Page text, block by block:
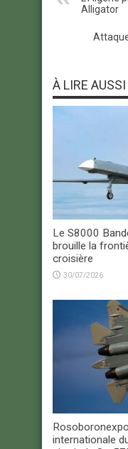
Alligator
À LIRE AUSSI
Le S8000
brouille la
croisière
30/07/2026
internationale